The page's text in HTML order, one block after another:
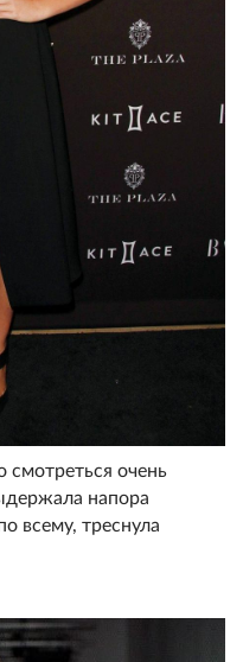
смотреться очень
напора
всему, треснула